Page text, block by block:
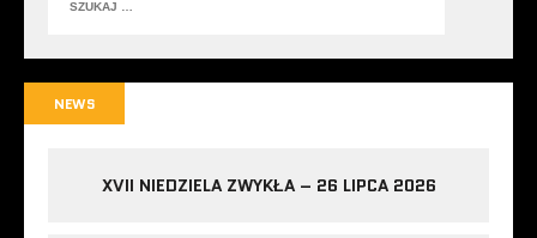
NEWS
XVII NIEDZIELA ZWYKŁA – 26 LIPCA 2026